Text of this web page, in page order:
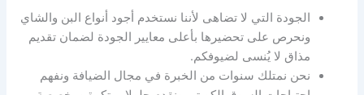
الجودة التي لا تضاهى لأننا نستخدم أجود أنواع البن والشاي
ونحرص على تحضيرها بأعلى معايير الجودة لضمان تقديم
مذاق لا يُنسى لضيوفكم.
نحن نمتلك سنوات من الخبرة في مجال الضيافة ونفهم